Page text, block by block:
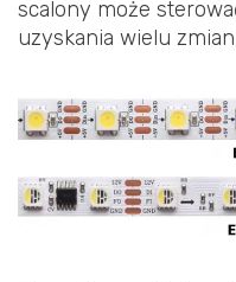
scalony może
uzyskania wielu